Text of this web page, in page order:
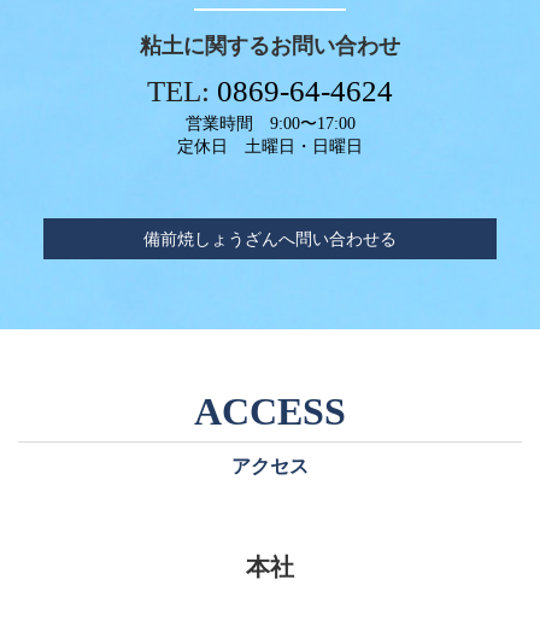
粘土に関するお問い合わせ
TEL: 0869-64-4624
営業時間 9:00〜17:00
定休日 土曜日・日曜日
備前焼しょうざんへ問い合わせる
アクセス
本社